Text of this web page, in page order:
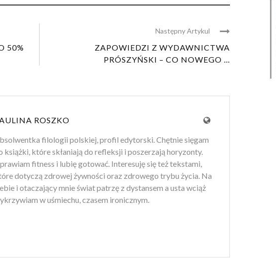
50%
Następny Artykul
ZAPOWIEDZI Z WYDAWNICTWA
PRÓSZYŃSKI – CO NOWEGO ...
ROSZKO
filologii polskiej, profil edytorski. Chętnie sięgam
książki, które skłaniają do refleksji i poszerzają horyzonty.
fitness i lubię gotować. Interesuję się też tekstami,
dotyczą zdrowej żywności oraz zdrowego trybu życia. Na
i otaczający mnie świat patrzę z dystansem a usta wciąż
w uśmiechu, czasem ironicznym.